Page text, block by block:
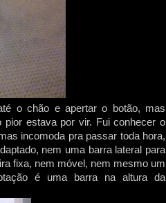
o chão e apertar o botão, mas
estava por vir. Fui conhecer o
incomoda pra passar toda hora,
nem uma barra lateral para
fixa, nem móvel, nem mesmo um
é uma barra na altura da